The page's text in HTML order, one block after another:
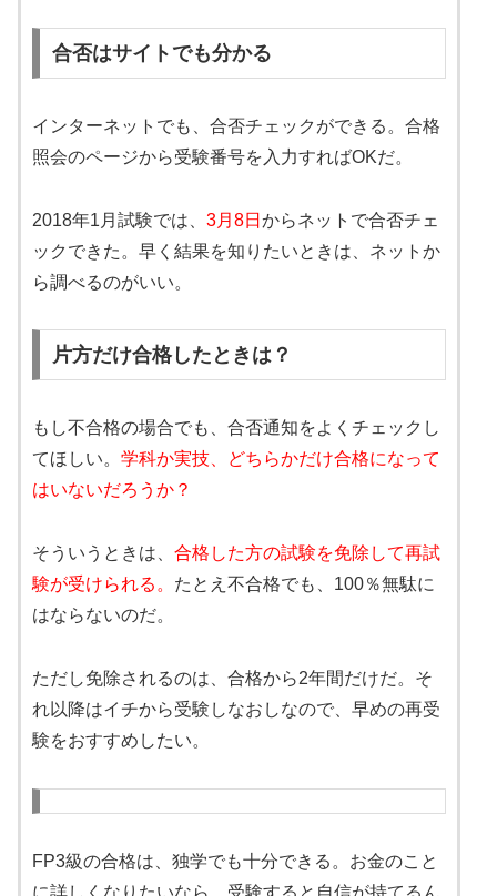
合否はサイトでも分かる
インターネットでも、合否チェックができる。合格
照会のページから受験番号を入力すればOKだ。
2018年1月試験では、 3月8日 からネットで合否チェ
ックできた。早く結果を知りたいときは、ネットか
ら調べるのがいい。
片方だけ合格したときは？
もし不合格の場合でも、合否通知をよくチェックし
てほしい。 学科か実技、どちらかだけ合格になって
はいないだろうか？
そういうときは、 合格した方の試験を免除して再試
験が受けられる。 たとえ不合格でも、100％無駄に
はならないのだ。
ただし免除されるのは、合格から2年間だけだ。そ
れ以降はイチから受験しなおしなので、早めの再受
験をおすすめしたい。
FP3級の合格は、独学でも十分できる。お金のこと